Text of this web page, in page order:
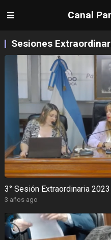
Canal
Sesiones
3° Sesión Extraordinaria 2023
3 años ago